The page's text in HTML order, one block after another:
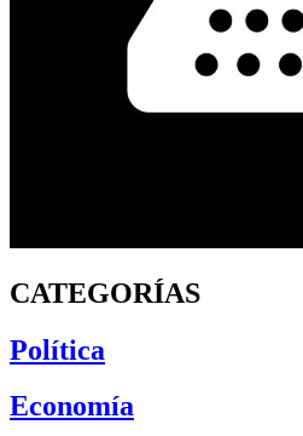
CATEGORÍAS
Política
Economía